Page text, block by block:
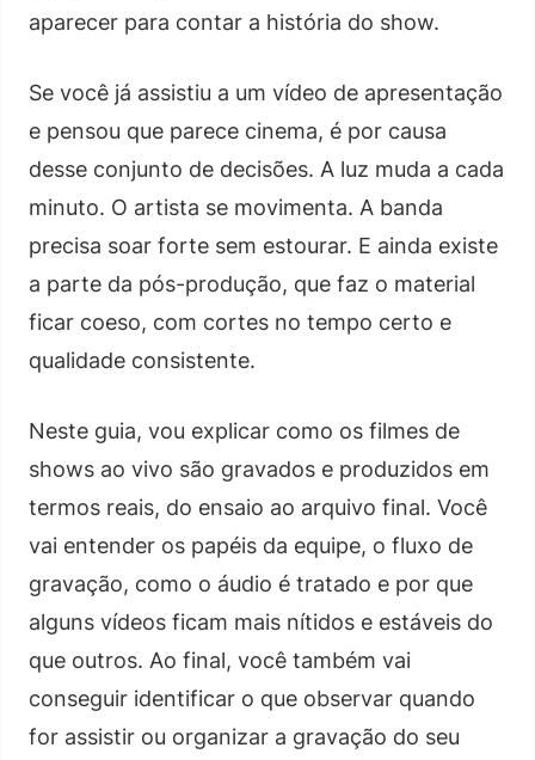
aparecer para contar a história do show.
Se você já assistiu a um vídeo de apresentação
e pensou que parece cinema, é por causa
desse conjunto de decisões. A luz muda a cada
minuto. O artista se movimenta. A banda
precisa soar forte sem estourar. E ainda existe
a parte da pós-produção, que faz o material
ficar coeso, com cortes no tempo certo e
qualidade consistente.
Neste guia, vou explicar como os filmes de
shows ao vivo são gravados e produzidos em
termos reais, do ensaio ao arquivo final. Você
vai entender os papéis da equipe, o fluxo de
gravação, como o áudio é tratado e por que
alguns vídeos ficam mais nítidos e estáveis do
que outros. Ao final, você também vai
conseguir identificar o que observar quando
for assistir ou organizar a gravação do seu